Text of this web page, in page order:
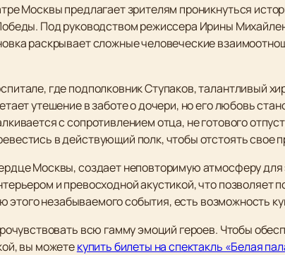
Москвы предлагает зрителям проникнуться
Под руководством режиссера Ирины
раскрывает сложные человеческие
где подполковник Ступаков, талантливый
утешение в заботе о дочери, но его любовь
с сопротивлением отца, не готового
в действующий полк, чтобы отстоять свое
Москвы, создает неповторимую атмосферу для
и превосходной акустикой, что позволяет
этого незабываемого события, есть возможность
всю гамму эмоций героев. Чтобы
вы можетекупить билеты на спектакль «Белая